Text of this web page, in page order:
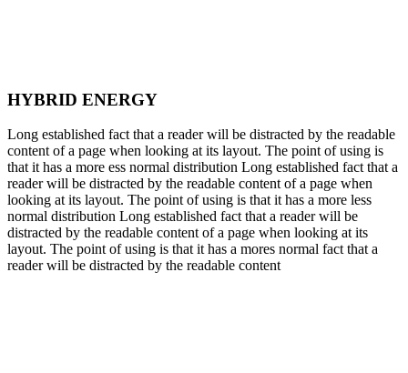
HYBRID ENERGY
Long established fact that a reader will be distracted by the readable
content of a page when looking at its layout. The point of using is
that it has a more ess normal distribution Long established fact that a
reader will be distracted by the readable content of a page when
looking at its layout. The point of using is that it has a more less
normal distribution Long established fact that a reader will be
distracted by the readable content of a page when looking at its
layout. The point of using is that it has a mores normal fact that a
reader will be distracted by the readable content